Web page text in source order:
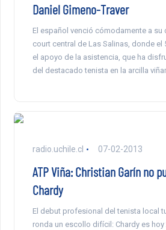
Daniel Gimeno-Traver
El español venció cómodamente a su
court central de Las Salinas, donde el
el apoyo de la asistencia, que ha
del destacado tenista en la arcilla
radio.uchile.cl 07-02-2013
ATP Viña: Christian Garín no
Chardy
El debut profesional del tenista local
ronda un escollo difícil: Chardy es hoy